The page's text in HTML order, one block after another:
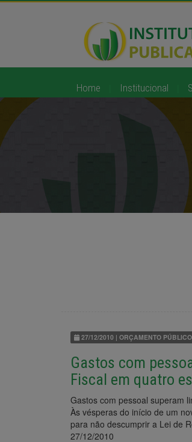
Home Institucional
27/12/2010 | ORÇAMENTO PÚBLICO
Gastos com
Fiscal em quatro
Gastos com pessoal superam
Às vésperas do início de um
para não descumprir a Lei de
27/12/2010